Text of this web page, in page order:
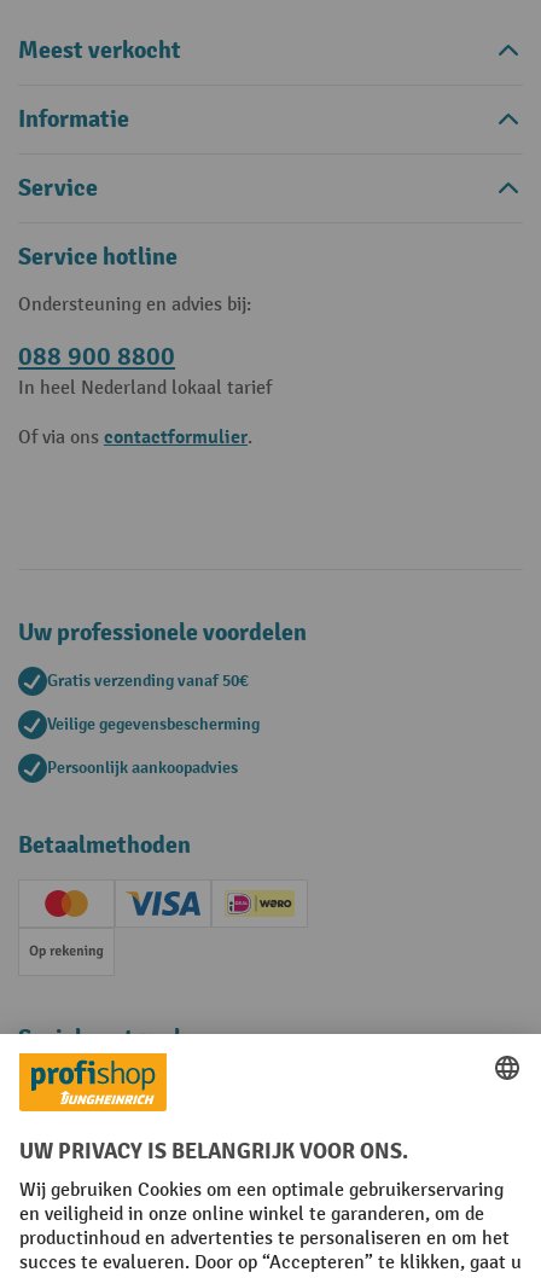
Meest verkocht
Informatie
Service
Service hotline
Ondersteuning en advies bij:
088 900 8800
In heel Nederland lokaal tarief
Of via ons contactformulier.
Uw professionele voordelen
Gratis verzending vanaf 50€
Veilige gegevensbescherming
Persoonlijk aankoopadvies
Betaalmethoden
Creditcard (Master)Creditcard (Visa)iDEAL | Wero
Op rekening
Sociale netwerken
Facebook
YouTube
LinkedInInstagram
Algemene leveringsvoorwaarden Copyright
Privacyverklaring Privacy Instellingen